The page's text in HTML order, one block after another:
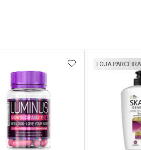
AOS FAVORITOSADICIONAR AOS
LOJA PARCEIRA